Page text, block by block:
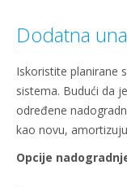
Dodatna
Iskoristite planirane
sistema. Budući da
određene
kao novu,
Opcije